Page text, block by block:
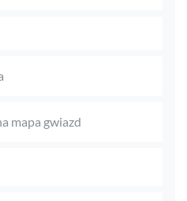
mapa gwiazd